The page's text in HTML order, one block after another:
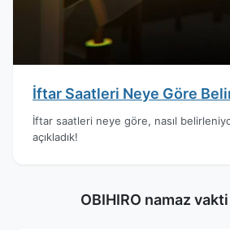
İftar Saatleri Neye Göre
İftar saatleri neye göre, nasıl
açıkladık!
OBIHIRO namaz